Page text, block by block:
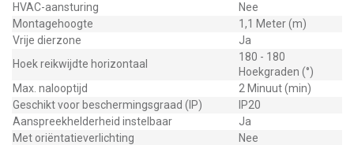
HVAC-aansturing
Nee
Montagehoogte
1,1 Meter (m)
Vrije dierzone
Ja
Hoek reikwijdte horizontaal
180 - 180
Hoekgraden (°)
Max. nalooptijd
2 Minuut (min)
Geschikt voor beschermingsgraad (IP)
IP20
Aanspreekhelderheid instelbaar
Ja
Met oriëntatieverlichting
Nee